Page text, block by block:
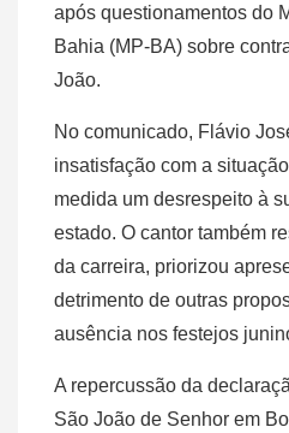
após questionamentos do
Bahia (MP-BA) sobre
João.
No comunicado, Flávio
insatisfação com a
medida um desrespeito à
estado. O cantor também
da carreira, priorizou
detrimento de outras
ausência nos festejos
A repercussão da
São João de Senhor em